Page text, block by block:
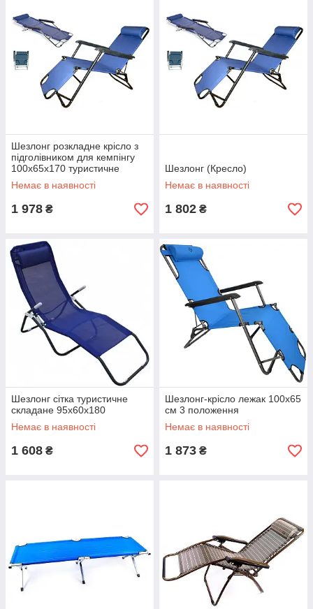
Шезлонг розкладне крісло з
підголівником для кемпінгу
100х65х170 туристичне
крісло лежак
Немає в наявності
1 978 ₴
Шезлонг (Кресло)
Немає в наявності
1 802 ₴
Шезлонг сітка туристичне
складане 95х60х180
Немає в наявності
1 608 ₴
Шезлонг-крісло лежак 100х65
см 3 положення
Немає в наявності
1 873 ₴